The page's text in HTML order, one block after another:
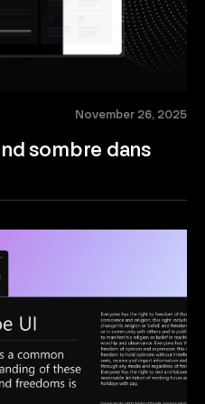
November 26, 2025
sombre dans